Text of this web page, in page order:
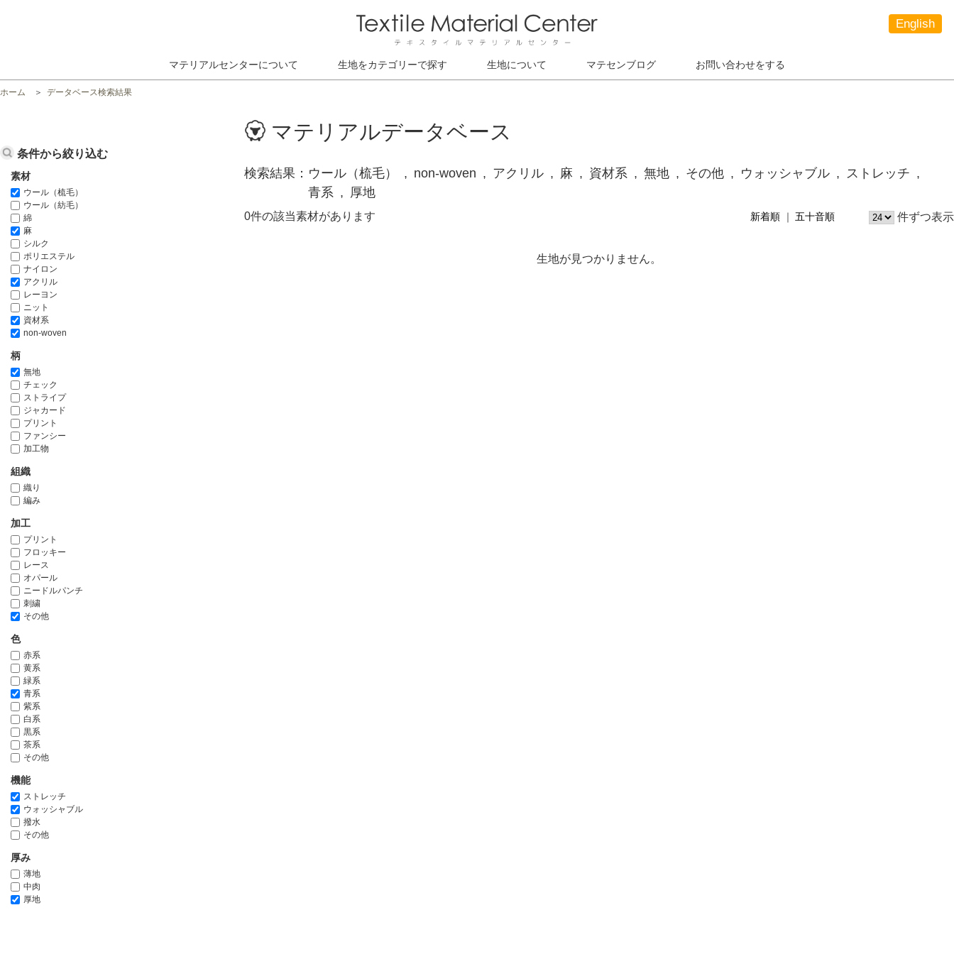
English
マテリアルセンターについて 生地をカテゴリーで探す 生地について マテセンブログ お問い合わせをする
ホーム データベース検索結果
マテリアルデータベース
検索結果 ウール（梳毛） non-woven アクリル 麻 資材系 無地 その他 ウォッシャブル
ストレッチ
青系
厚地
0件の該当素材があります 新着順 五十音順 件ずつ表示
生地が見つかりません。
条件から絞り込む
素材
ウール（梳毛）
ウール（紡毛）
綿
麻
シルク
ポリエステル
ナイロン
アクリル
レーヨン
ニット
資材系
non-woven
柄
無地
チェック
ストライプ
ジャカード
プリント
ファンシー
加工物
組織
織り
編み
加工
プリント
フロッキー
レース
オパール
ニードルパンチ
刺繍
その他
色
赤系
黄系
緑系
青系
紫系
白系
黒系
茶系
その他
機能
ストレッチ
ウォッシャブル
撥水
その他
厚み
薄地
中肉
厚地